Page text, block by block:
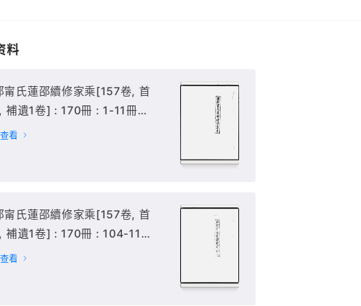
料
甯氏蓮邵續修家乘[157卷, 首
補遺1卷] : 170冊 : 1-11冊
-卷10),
看
甯氏蓮邵續修家乘[157卷, 首
補遺1卷] : 170冊 : 104-118
99-110),
看